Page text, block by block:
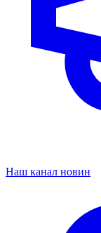
Наш канал новин